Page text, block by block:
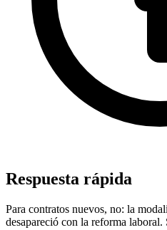
Respuesta rápida
Para contratos nuevos, no: la
desapareció con la reforma